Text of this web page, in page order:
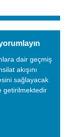
dair geçmiş
akışını
sağlayacak
getirilmektedir